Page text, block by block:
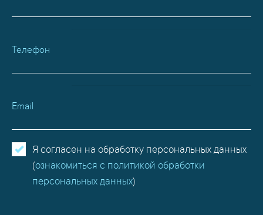
Телефон
Email
Я согласен на обработку персональных данных
(ознакомиться с политикой обработки
персональных данных)